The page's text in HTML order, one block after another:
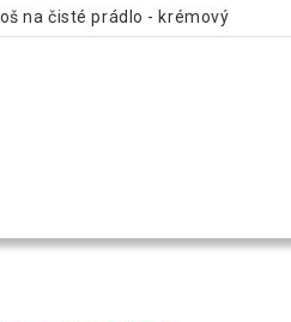
na čisté prádlo - krémový